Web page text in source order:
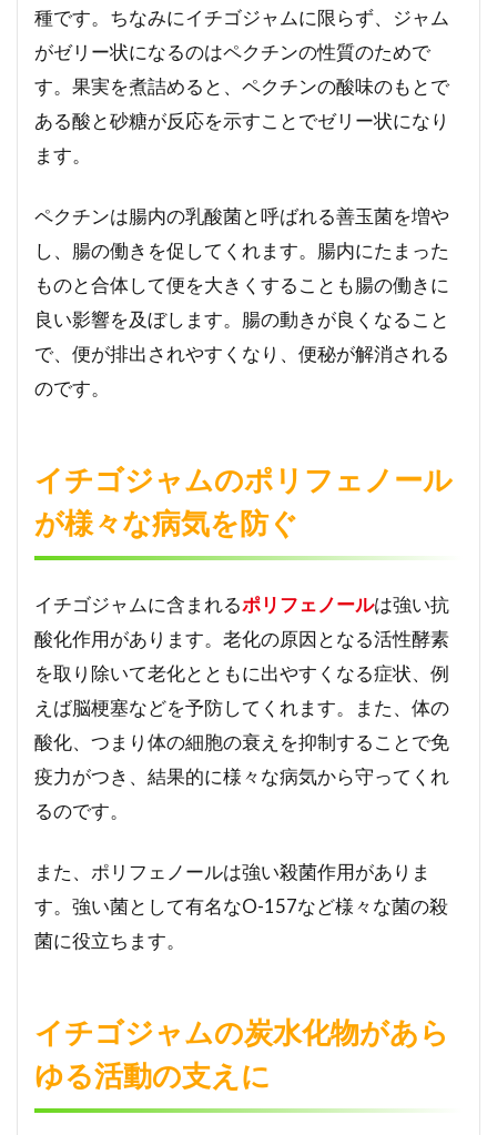
ム
炭
物
が
ゆ
る
動
の
え
に
チ
ゴ
ジ
血
行
が
良
く
な
る
血
値
安
定
果
期
種です。ちなみにイチゴジャムに限らず、ジャム
がゼリー状になるのはペクチンの性質のためで
す。果実を煮詰めると、ペクチンの酸味のもとで
ある酸と砂糖が反応を示すことでゼリー状になり
ます。
ペクチンは腸内の乳酸菌と呼ばれる善玉菌を増や
し、腸の働きを促してくれます。腸内にたまった
ものと合体して便を大きくすることも腸の働きに
良い影響を及ぼします。腸の動きが良くなること
で、便が排出されやすくなり、便秘が解消される
のです。
イチゴジャムのポリフェノール
が様々な病気を防ぐ
イチゴジャムに含まれるポリフェノールは強い抗
酸化作用があります。老化の原因となる活性酵素
を取り除いて老化とともに出やすくなる症状、例
えば脳梗塞などを予防してくれます。また、体の
酸化、つまり体の細胞の衰えを抑制することで免
疫力がつき、結果的に様々な病気から守ってくれ
るのです。
また、ポリフェノールは強い殺菌作用がありま
す。強い菌として有名なO-157など様々な菌の殺
菌に役立ちます。
イチゴジャムの炭水化物があら
ゆる活動の支えに